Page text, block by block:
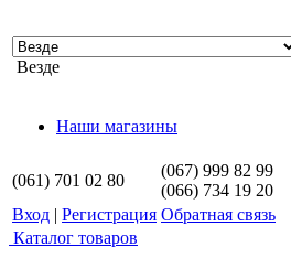
Везде
Наши магазины
(061) 701 02 80
(067) 999 82 99
(066) 734 19 20
Вход | Регистрация Обратная связь
Каталог товаров